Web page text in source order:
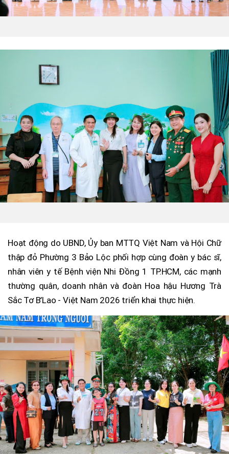
Hoạt động do UBND, Ủy ban MTTQ Việt Nam và Hội Chữ
thập đỏ Phường 3 Bảo Lộc phối hợp cùng đoàn y bác sĩ,
nhân viên y tế Bệnh viện Nhi Đồng 1 TP.HCM, các mạnh
thường quân, doanh nhân và đoàn Hoa hậu Hương Trà
Sắc Tơ B’Lao - Việt Nam 2026 triển khai thực hiện.